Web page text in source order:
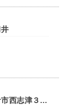
中古戸建 千葉県佐倉市西志津３丁目